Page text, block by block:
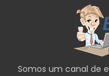
Somos um canal de